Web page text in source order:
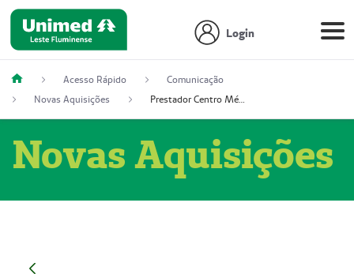
Login
Acesso Rápido
Comunicação
Novas Aquisições
Prestador Centro Médico Vitória Ltda, 51004350-4: Centro Médico Vitória Ltda (Nome Fantasia: Policlínica Master)
Novas Aquisições